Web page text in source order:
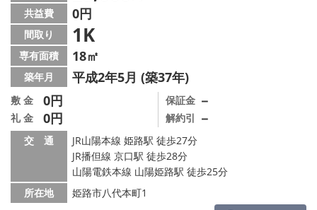
共益費 0円
間取り 1K
専有面積 18㎡
築年月 平成2年5月 (築37年)
敷 金 0円
礼 金 0円
保証金 －
解約引 －
交 通
JR山陽本線 姫路駅 徒歩27分
JR播但線 京口駅 徒歩28分
山陽電鉄本線 山陽姫路駅 徒歩25分
所在地
姫路市八代本町1